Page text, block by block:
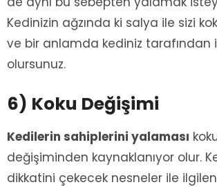
Kedinizin ağzında ki salya ile sizi
ve bir anlamda kediniz tarafından
olursunuz.
6) Koku Değişimi
Kedilerin sahiplerini yalaması
değişiminden kaynaklanıyor olur.
dikkatini çekecek nesneler ile